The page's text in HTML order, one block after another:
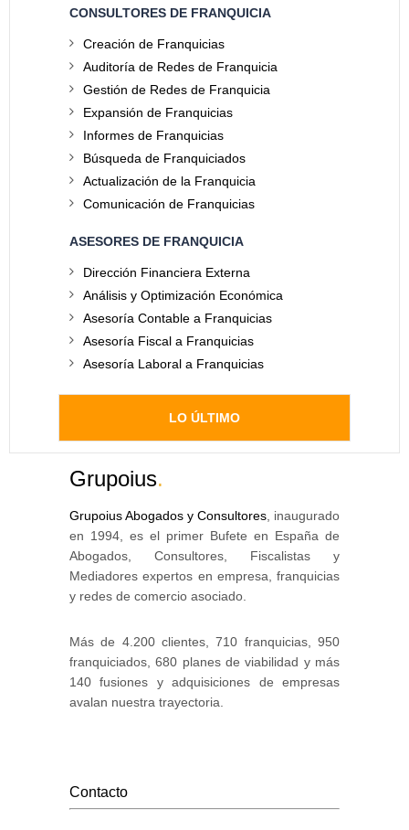
CONSULTORES DE FRANQUICIA
Creación de Franquicias
Auditoría de Redes de Franquicia
Gestión de Redes de Franquicia
Expansión de Franquicias
Informes de Franquicias
Búsqueda de Franquiciados
Actualización de la Franquicia
Comunicación de Franquicias
ASESORES DE FRANQUICIA
Dirección Financiera Externa
Análisis y Optimización Económica
Asesoría Contable a Franquicias
Asesoría Fiscal a Franquicias
Asesoría Laboral a Franquicias
LO ÚLTIMO
Grupoius.
Grupoius Abogados y Consultores , inaugurado
en 1994, es el primer Bufete en España de
Abogados, Consultores, Fiscalistas y
Mediadores expertos en empresa, franquicias
y redes de comercio asociado.
Más de 4.200 clientes, 710 franquicias, 950
franquiciados, 680 planes de viabilidad y más
140 fusiones y adquisiciones de empresas
avalan nuestra trayectoria.
Contacto